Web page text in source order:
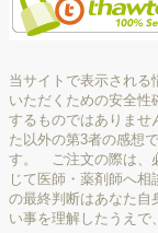
当サイトで表示される
いただくための安全性
するものではありま
た以外の第3者の感想
す。 ご注文の際は、
じて医師・薬剤師へ
の最終判断はあなた自
い事を理解したうえで